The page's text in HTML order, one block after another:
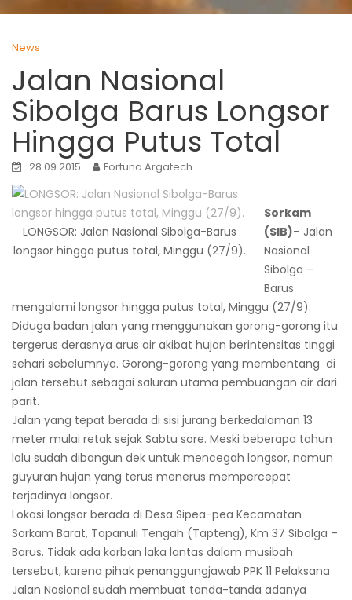
News
Jalan Nasional
Sibolga Barus Longsor
Hingga Putus Total
28.09.2015 Fortuna Argatech
LONGSOR: Jalan Nasional Sibolga-Barus
longsor hingga putus total, Minggu (27/9).
Sorkam
(SIB)– Jalan
Nasional
Sibolga –
Barus
mengalami longsor hingga putus total, Minggu (27/9).
Diduga badan jalan yang menggunakan gorong-gorong itu
tergerus derasnya arus air akibat hujan berintensitas tinggi
sehari sebelumnya. Gorong-gorong yang membentang di
jalan tersebut sebagai saluran utama pembuangan air dari
parit.
Jalan yang tepat berada di sisi jurang berkedalaman 13
meter mulai retak sejak Sabtu sore. Meski beberapa tahun
lalu sudah dibangun dek untuk mencegah longsor, namun
guyuran hujan yang terus menerus mempercepat
terjadinya longsor.
Lokasi longsor berada di Desa Sipea-pea Kecamatan
Sorkam Barat, Tapanuli Tengah (Tapteng), Km 37 Sibolga –
Barus. Tidak ada korban laka lantas dalam musibah
tersebut, karena pihak penanggungjawab PPK 11 Pelaksana
Jalan Nasional sudah membuat tanda-tanda adanya